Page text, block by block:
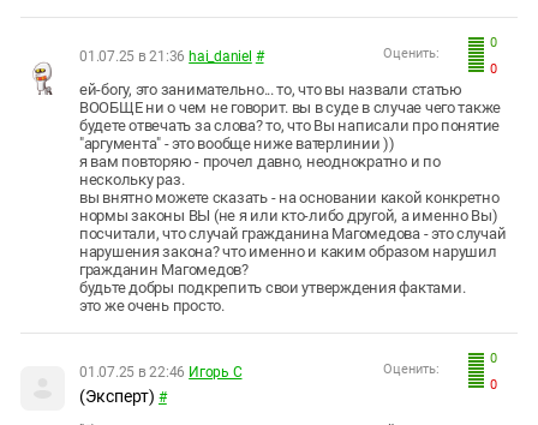
0
0
Оценить:
01.07.25 в 21:36 hai_daniel #
ей-богу, это занимательно... то, что вы назвали статью
ВООБЩЕ ни о чем не говорит. вы в суде в случае чего также
будете отвечать за слова? то, что Вы написали про понятие
"аргумента" - это вообще ниже ватерлинии ))
я вам повторяю - прочел давно, неоднократно и по
нескольку раз.
вы внятно можете сказать - на основании какой конкретно
нормы законы ВЫ (не я или кто-либо другой, а именно Вы)
посчитали, что случай гражданина Магомедова - это случай
нарушения закона? что именно и каким образом нарушил
гражданин Магомедов?
будьте добры подкрепить свои утверждения фактами.
это же очень просто.
0
0
Оценить:
01.07.25 в 22:46 Игорь С
(Эксперт) #